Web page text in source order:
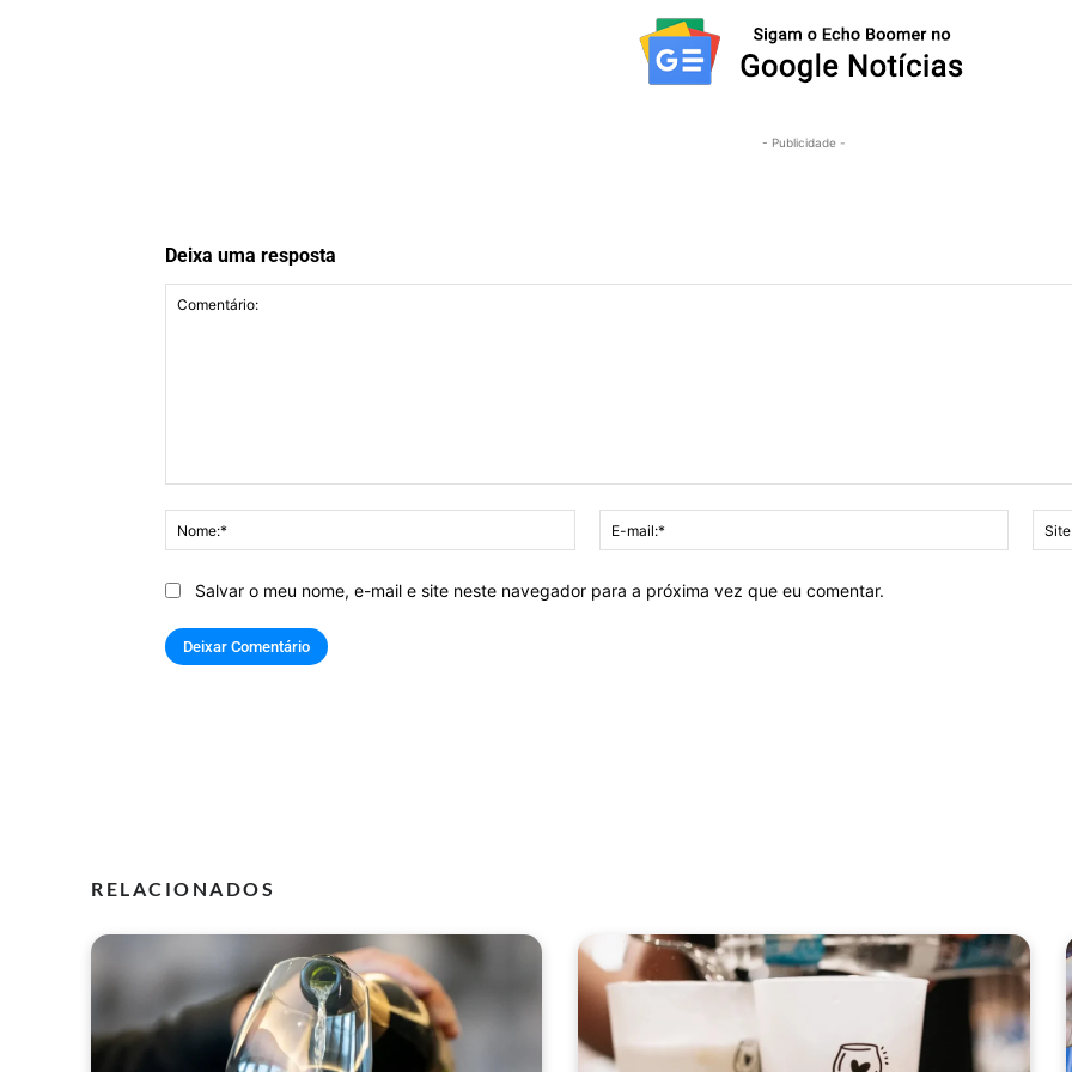
- Publicidade -
Deixa uma resposta
Nome:*
mail:*
Salvar o meu nome, e-mail e site neste navegador para a próxima vez que eu comentar.
RELACIONADOS